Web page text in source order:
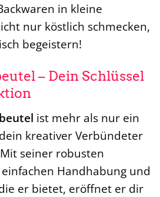
in kleine
nur köstlich schmecken,
begeistern!
– Dein Schlüssel
ist mehr als nur ein
kreativer Verbündeter
seiner robusten
Handhabung und
er bietet, eröffnet er dir